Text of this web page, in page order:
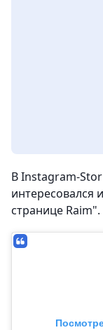
В Instagram-
интересовался
странице Raim".